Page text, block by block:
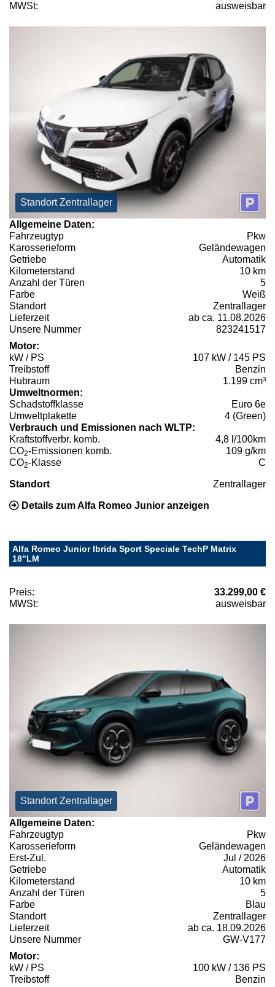
MWSt: ausweisbar
Standort Zentrallager
Allgemeine Daten:
Fahrzeugtyp
Pkw
Karosserieform
Geländewagen
Getriebe
Automatik
Kilometerstand
10 km
Anzahl der Türen
5
Farbe
Weiß
Standort
Zentrallager
Lieferzeit
ab ca. 11.08.2026
Unsere Nummer
823241517
Motor:
kW / PS
107 kW / 145 PS
Treibstoff
Benzin
Hubraum
1.199 cm³
Umweltnormen:
Schadstoffklasse
Euro 6e
Umweltplakette
4 (Green)
Verbrauch und Emissionen nach WLTP:
Kraftstoffverbr. komb.
4,8 l/100km
CO2-Emissionen komb.
109 g/km
CO2-Klasse C
Standort Zentrallager
Details zum Alfa Romeo Junior anzeigen
Alfa Romeo Junior Ibrida Sport Speciale TechP Matrix
18"LM
Preis:
33.299,00 €
MWSt:
ausweisbar
Standort Zentrallager
Allgemeine Daten:
Fahrzeugtyp
Pkw
Karosserieform
Geländewagen
Erst-Zul.
Jul / 2026
Getriebe
Automatik
Kilometerstand
10 km
Anzahl der Türen
5
Farbe
Blau
Standort
Zentrallager
Lieferzeit
ab ca. 18.09.2026
Unsere Nummer
GW-V177
Motor:
kW / PS
100 kW / 136 PS
Treibstoff
Benzin